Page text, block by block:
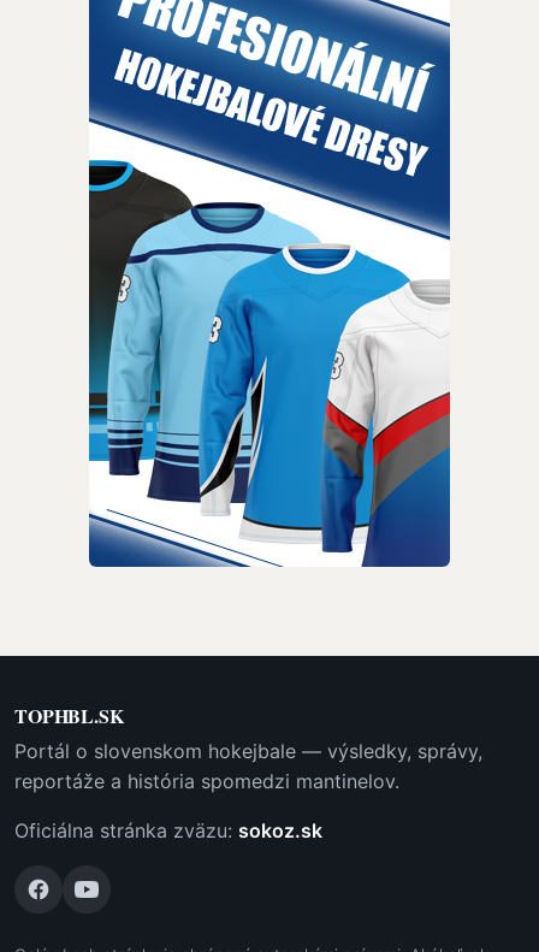
TOPHBL.SK
Portál o slovenskom hokejbale — výsledky, správy,
reportáže a história spomedzi mantinelov.
Oficiálna stránka zväzu: sokoz.sk